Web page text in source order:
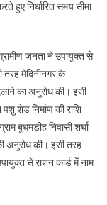
हुए निर्धारित समय सीमा
जनता ने उपायुक्त से
तरह मेदिनीनगर के
का अनुरोध की। इसी
शेड निर्माण की राशि
बुधमडीह निवासी शर्घा
अनुरोध की। इसी तरह
से राशन कार्ड में नाम